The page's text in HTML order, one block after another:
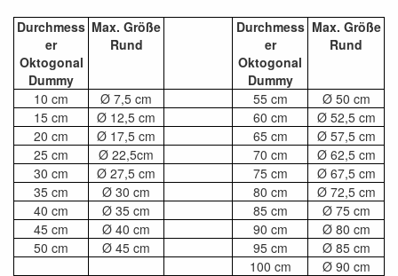
Durchmess
er
Oktogonal
Dummy
Max. Größe
Rund
Durchmess
er
Oktogonal
Dummy
Max. Größe
Rund
10 cm Ø 7,5 cm 55 cm
Ø 50 cm
15 cm
Ø 12,5 cm 60 cm
Ø 52,5 cm
20 cm
Ø 17,5 cm 65 cm
Ø 57,5 cm
25 cm
Ø 22,5cm 70 cm
Ø 62,5 cm
30 cm
Ø 27,5 cm 75 cm
Ø 67,5 cm
35 cm
Ø 30 cm 80 cm
Ø 72,5 cm
40 cm
Ø 35 cm 85 cm
Ø 75 cm
45 cm
Ø 40 cm 90 cm
Ø 80 cm
50 cm
Ø 45 cm 95 cm
Ø 85 cm
100 cm
Ø 90 cm